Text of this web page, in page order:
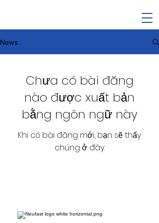
News
Chưa có bài đăng
nào được xuất bản
bằng ngôn ngữ này
Khi có bài đăng mới, bạn sẽ thấy
chúng ở đây.